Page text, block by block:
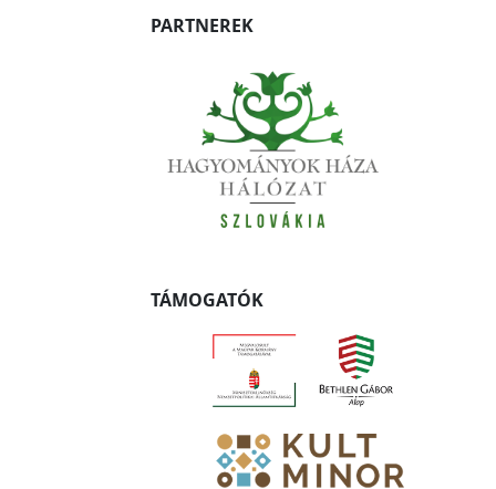
PARTNEREK
TÁMOGATÓK